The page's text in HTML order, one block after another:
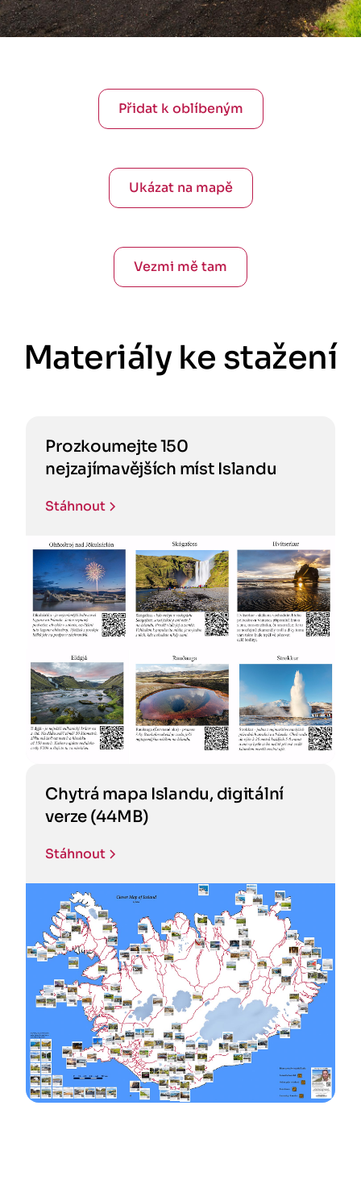
Přidat k oblíbeným
Ukázat na mapě
Vezmi mě tam
Materiály ke stažení
Prozkoumejte 150
nejzajímavějších míst Islandu
Stáhnout
Chytrá mapa Islandu, digitální
verze (44MB)
Stáhnout